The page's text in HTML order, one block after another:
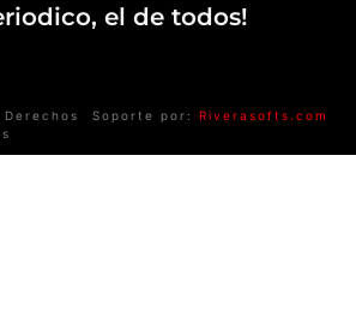
el de todos!
Soporte por: Riverasofts.com